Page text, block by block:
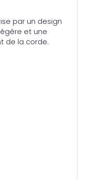
par un design
et une
de la corde.